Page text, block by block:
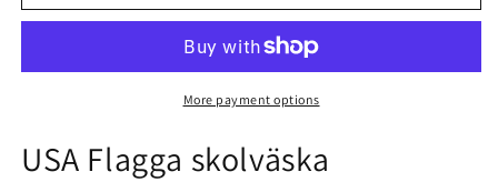
Rustik
med
Rustik
USA
flagga
med
More payment options
USA Flagga skolväska